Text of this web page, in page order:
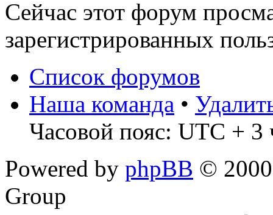
Сейчас этот форум
зарегистрированных
Список форумов
Наша команда •
Часовой пояс: UTC + 3
Powered by phpBB ©
Group